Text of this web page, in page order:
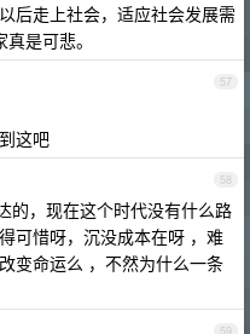
后走上社会，适应社会发展需
是可悲。
57
这吧
58
的，现在这个时代没有什么路
可惜呀，沉没成本在呀 ，难
变命运么 ，不然为什么一条